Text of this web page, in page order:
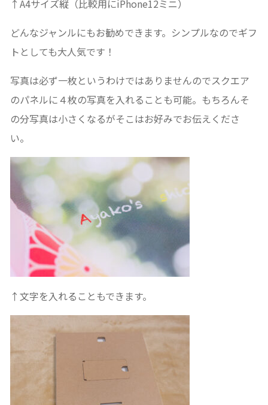
↑A4サイズ縦（比較用にiPhone12ミニ）
どんなジャンルにもお勧めできます。シンプルなのでギフ
トとしても大人気です！
写真は必ず一枚というわけではありませんのでスクエア
のパネルに４枚の写真を入れることも可能。もちろんそ
の分写真は小さくなるがそこはお好みでお伝えくださ
い。
↑文字を入れることもできます。